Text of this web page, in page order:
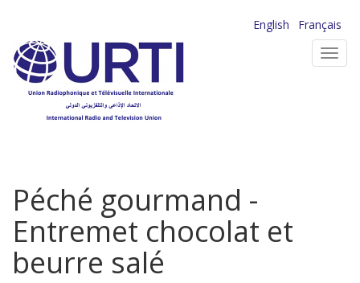
contenu
principal
English
Français
Péché gourmand -
Entremet chocolat et
beurre salé